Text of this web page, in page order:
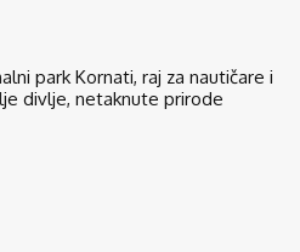
park Kornati, raj za nautičare i
divlje, netaknute prirode